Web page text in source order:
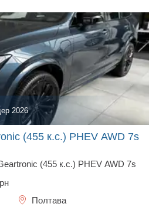
2026
(455 к.с.) PHEV AWD 7s
(455 к.с.) PHEV AWD 7s
Полтава